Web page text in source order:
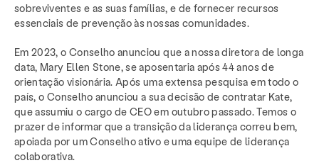
sobreviventes e as suas famílias, e de fornecer recursos
essenciais de prevenção às nossas comunidades.
Em 2023, o Conselho anunciou que a nossa diretora de longa
data, Mary Ellen Stone, se aposentaria após 44 anos de
orientação visionária. Após uma extensa pesquisa em todo o
país, o Conselho anunciou a sua decisão de contratar Kate,
que assumiu o cargo de CEO em outubro passado. Temos o
prazer de informar que a transição da liderança correu bem,
apoiada por um Conselho ativo e uma equipe de liderança
colaborativa.